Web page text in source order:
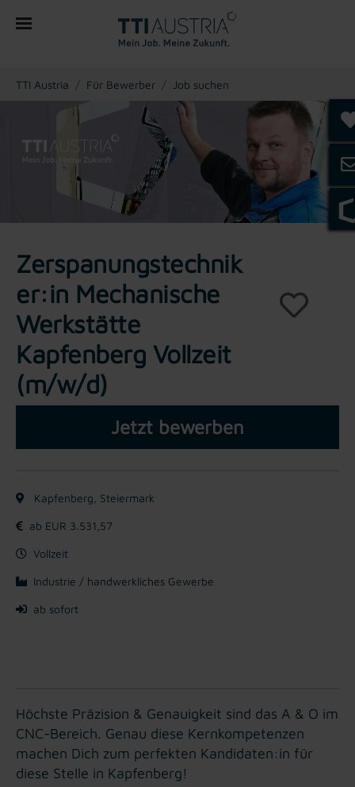
You are here:
TTI Austria Für Bewerber Job suchen
Zerspanungstechnik
er:in Mechanische
Werkstätte
Kapfenberg Vollzeit
(m/w/d)
Jetzt bewerben
Kapfenberg, Steiermark
ab EUR 3.531,57
Vollzeit
Industrie / handwerkliches Gewerbe
ab sofort
Höchste Präzision & Genauigkeit sind das A & O im
CNC-Bereich. Genau diese Kernkompetenzen
machen Dich zum perfekten Kandidaten:in für
diese Stelle in Kapfenberg!